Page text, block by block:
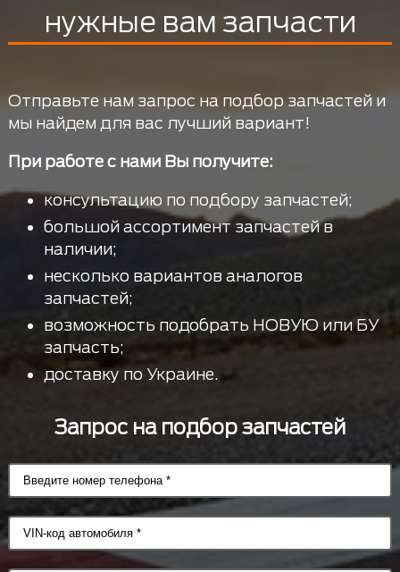
нужные вам запчасти
Отправьте нам запрос на подбор запчастей и
мы найдем для вас лучший вариант!
При работе с нами Вы получите:
консультацию по подбору запчастей;
большой ассортимент запчастей в
наличии;
несколько вариантов аналогов
запчастей;
возможность подобрать НОВУЮ или БУ
запчасть;
доставку по Украине.
Запрос на подбор запчастей